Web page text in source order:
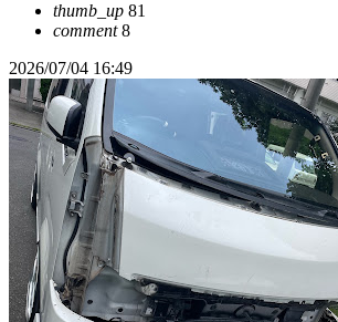
thumb_up 81
comment8
2026/07/04 16:49